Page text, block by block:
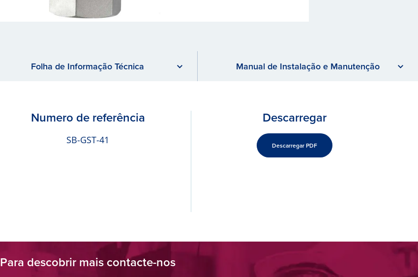
Folha de Informação Técnica Manual de Instalação e Manutenção
Numero de referência
SB-GST-41
Descarregar
Descarregar PDF
Para descobrir mais contacte-nos